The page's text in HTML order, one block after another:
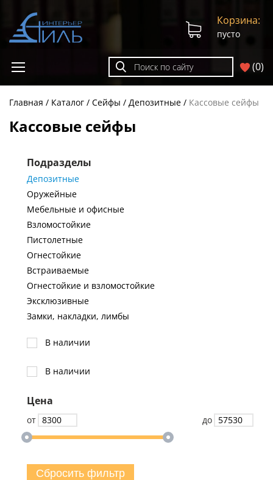
(0)
Корзина:
пусто
Главная Каталог Сейфы Депозитные Кассовые сейфы
Кассовые сейфы
Подразделы
Депозитные
Оружейные
Мебельные и офисные
Взломостойкие
Пистолетные
Огнестойкие
Встраиваемые
Огнестойкие и взломостойкие
Эксклюзивные
Замки, накладки, лимбы
В наличии
В наличии
Цена
от до
Сбросить фильтр